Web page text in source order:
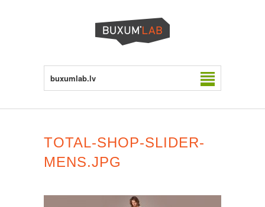
buxumlab.lv
TOTAL-SHOP-SLIDER-
MENS.JPG